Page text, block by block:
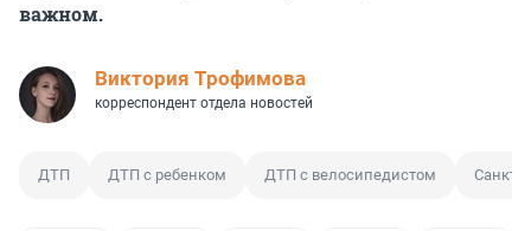
важном.
Виктория Трофимова
корреспондент отдела новостей
ДТП ДТП с ребенком ДТП с велосипедистом Санкт-